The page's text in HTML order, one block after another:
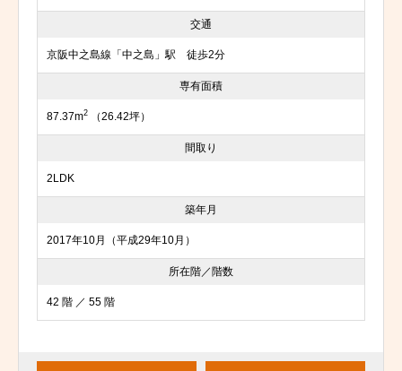
交通
京阪中之島線「中之島」駅 徒歩2分
専有面積
87.37m2 （26.42坪）
間取り
2LDK
築年月
2017年10月（平成29年10月）
所在階／階数
42 階 ／ 55 階